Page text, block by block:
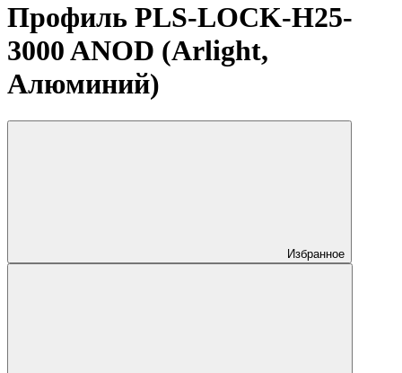
Профиль PLS-LOCK-H25-
3000 ANOD (Arlight,
Алюминий)
Избранное